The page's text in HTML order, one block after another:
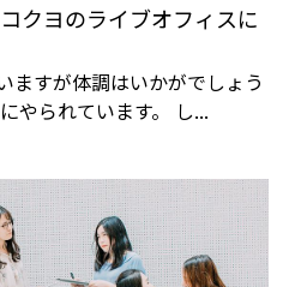
クヨのライブオフィスに
ますが体調はいかがでしょう
やられています。 し...